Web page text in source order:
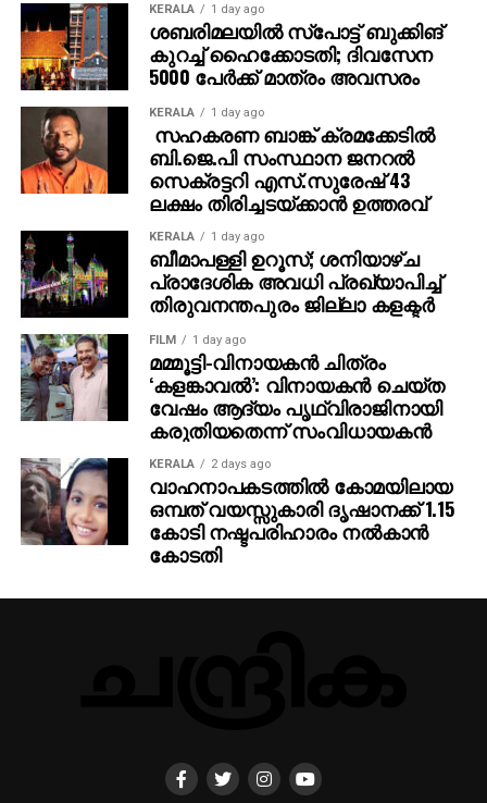
KERALA 1 day ago
ശബരിമലയില്‍ സ്‌പോട്ട് ബുക്കിങ്
കുറച്ച് ഹൈക്കോടതി; ദിവസേന
5000 പേര്‍ക്ക് മാത്രം അവസരം
KERALA 1 day ago
സഹകരണ ബാങ്ക് ക്രമക്കേടില്‍
ബി.ജെ.പി സംസ്ഥാന ജനറല്‍
സെക്രട്ടറി എസ്.സുരേഷ് 43
ലക്ഷം തിരിച്ചടയ്ക്കാന്‍ ഉത്തരവ്
KERALA 1 day ago
ബീമാപള്ളി ഉറൂസ്; ശനിയാഴ്ച
പ്രാദേശിക അവധി പ്രഖ്യാപിച്ച്
തിരുവനന്തപുരം ജില്ലാ കളക്ടര്‍
FILM 1 day ago
മമ്മൂട്ടി-വിനായകന്‍ ചിത്രം
‘കളങ്കാവല്‍’: വിനായകന്‍ ചെയ്ത
വേഷം ആദ്യം പൃഥ്വിരാജിനായി
കരുതിയതെന്ന് സംവിധായകന്‍
KERALA 2 days ago
വാഹനാപകടത്തില്‍ കോമയിലായ
ഒമ്പത് വയസ്സുകാരി ദൃഷാനക്ക് 1.15
കോടി നഷ്ടപരിഹാരം നല്‍കാന്‍
കോടതി